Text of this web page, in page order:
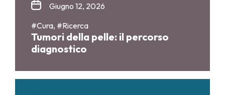
Giugno 12, 2026
#Cura, #Ricerca
Tumori della pelle: il percorso
diagnostico